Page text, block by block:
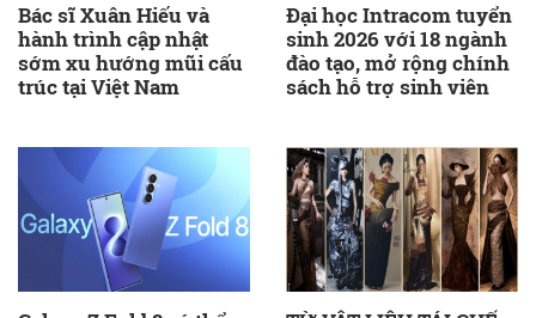
Bác sĩ Xuân Hiếu và
hành trình cập nhật
sớm xu hướng mũi cấu
trúc tại Việt Nam
Đại học Intracom tuyển
sinh 2026 với 18 ngành
đào tạo, mở rộng chính
sách hỗ trợ sinh viên